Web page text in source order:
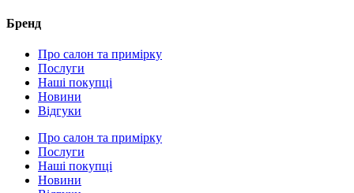
Бренд
Про салон та примірку
Послуги
Наші покупці
Новини
Відгуки
Про салон та примірку
Послуги
Наші покупці
Новини